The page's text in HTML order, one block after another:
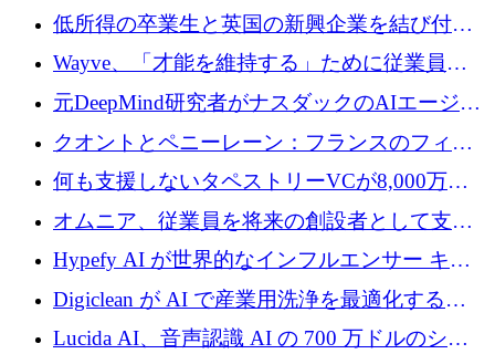
大に 1,600 万ユーロを調達
低所得の卒業生と英国の新興企業を結び付け
るためにCommon Pathを開始
Wayve、「才能を維持する」ために従業員に
8,500万ドルの株式公開買い付けを実施
元DeepMind研究者がナスダックのAIエージェ
ントを拡張するためにCreandumの資金調達で
記録を獲得
クオントとペニーレーン：フランスのフィン
テックの友人と敵
何も支援しないタペストリーVCが8,000万ド
ルの資金を調達、ロンドン事務所を開設
オムニア、従業員を将来の創設者として支援
するために Firedrop でファンドを立ち上げる
Hypefy AI が世界的なインフルエンサー キャ
ンペーンを自動化するためにシリーズ A で
720 万ドルを調達
Digiclean が AI で産業用洗浄を最適化するた
めに 250 万ユーロを調達
Lucida AI、音声認識 AI の 700 万ドルのシー